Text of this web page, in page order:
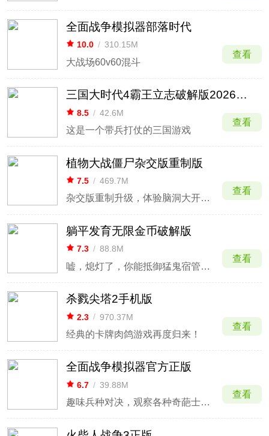
全面战争模拟器部落时代
10.0 / 310.15M
大战场60v60混斗
查看
三国大时代4霸王立志破解版2026最新版
8.5 / 42.6M
这是一个带兵打仗的三国游戏
查看
植物大战僵尸杂交版重制版
7.5 / 469.7M
杂交版重制升级，体验脑洞大开的植物杂交对战
查看
躺平发育无限金币破解版
7.3 / 88.8M
嘘，熄灯了，你能抵御猛鬼宿管的gank吗？
查看
杀戮尖塔2手机版
2.3 / 970.37M
经典的卡牌肉鸽游戏再度归来！
查看
全面战争模拟器官方正版
6.7 / 39.88M
趣味兵种对决，观察各种奇葩士兵混战。
查看